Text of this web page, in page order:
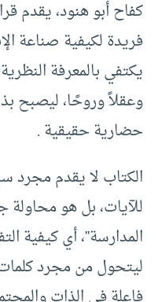
كفاح أبو هنود، يقدم
فريدة لكيفية صناعة
يكتفي بالمعرفة
وعقلاً وروحًا، ليصبح
حضارية حقيقية .
الكتاب لا يقدم مجرد
للآيات، بل هو
المدارسة”، أي كيفية
ليتحول من مجرد